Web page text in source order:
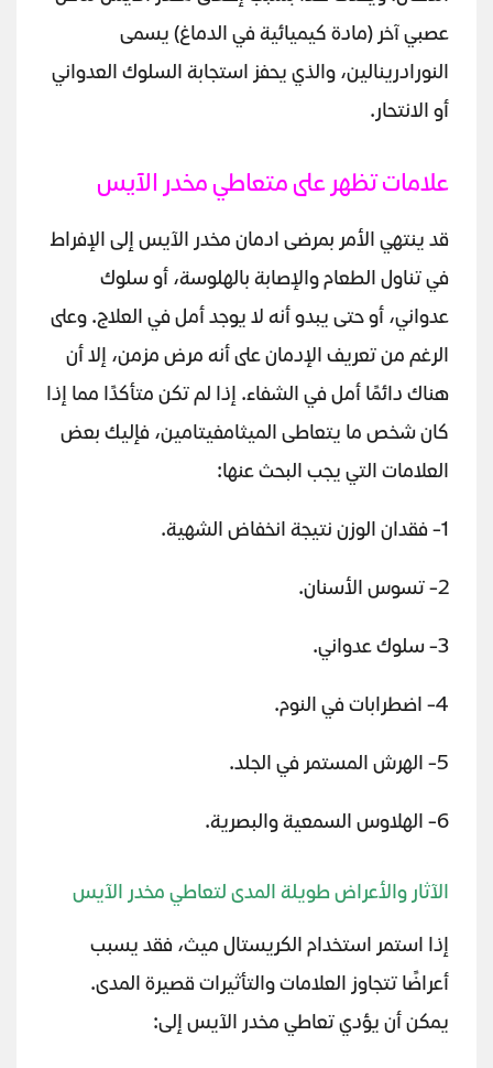
عصبي آخر (مادة كيميائية في الدماغ) يسمى
النورادرينالين، والذي يحفز استجابة السلوك العدواني
أو الانتحار.
علامات تظهر على متعاطي مخدر الآيس
قد ينتهي الأمر بمرضى ادمان مخدر الآيس إلى الإفراط
في تناول الطعام والإصابة بالهلوسة، أو سلوك
عدواني، أو حتى يبدو أنه لا يوجد أمل في العلاج. وعلى
الرغم من تعريف الإدمان على أنه مرض مزمن، إلا أن
هناك دائمًا أمل في الشفاء. إذا لم تكن متأكدًا مما إذا
كان شخص ما يتعاطى الميثامفيتامين، فإليك بعض
العلامات التي يجب البحث عنها:
1- فقدان الوزن نتيجة انخفاض الشهية.
2- تسوس الأسنان.
3- سلوك عدواني.
4- اضطرابات في النوم.
5- الهرش المستمر في الجلد.
6- الهلاوس السمعية والبصرية.
الآثار والأعراض طويلة المدى لتعاطي مخدر الآيس
إذا استمر استخدام الكريستال ميث، فقد يسبب
أعراضًا تتجاوز العلامات والتأثيرات قصيرة المدى.
يمكن أن يؤدي تعاطي مخدر الآيس إلى: